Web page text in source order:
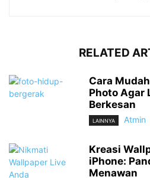
RELATED
Cara
Photo Agar
Berkesan
LAINNYA Atmin
Kreasi
iPhone:
Menawan